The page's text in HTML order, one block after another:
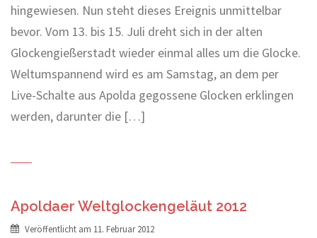
hingewiesen. Nun steht dieses Ereignis unmittelbar
bevor. Vom 13. bis 15. Juli dreht sich in der alten
Glockengießerstadt wieder einmal alles um die Glocke.
Weltumspannend wird es am Samstag, an dem per
Live-Schalte aus Apolda gegossene Glocken erklingen
werden, darunter die […]
Apoldaer Weltglockengeläut 2012
Veröffentlicht am 11. Februar 2012